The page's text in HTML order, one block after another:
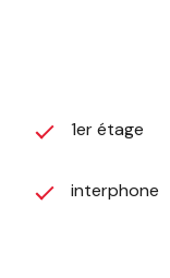
1er étage
interphone